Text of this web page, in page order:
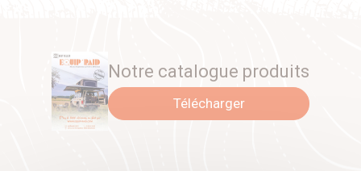
Notre catalogue produits
Télécharger